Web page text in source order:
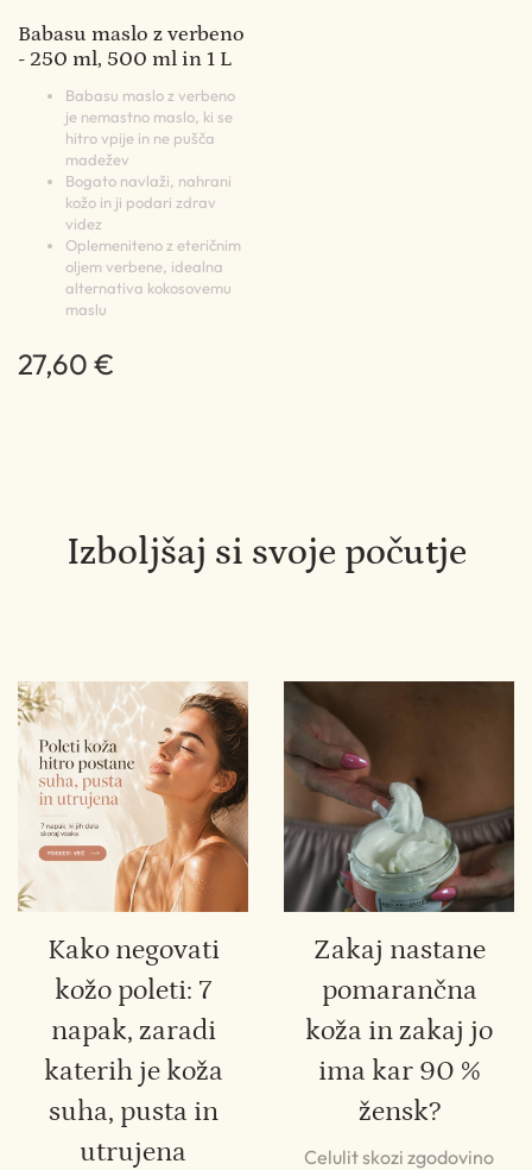
Babasu maslo z verbeno
- 250 ml, 500 ml in 1 L
Babasu maslo z verbeno
je nemastno maslo, ki se
hitro vpije in ne pušča
madežev
Bogato navlaži, nahrani
kožo in ji podari zdrav
videz
Oplemeniteno z eteričnim
oljem verbene, idealna
alternativa kokosovemu
maslu
27,60 €
Izboljšaj si svoje počutje
Kako negovati
kožo poleti: 7
napak, zaradi
katerih je koža
suha, pusta in
utrujena
Zakaj nastane
pomarančna
koža in zakaj jo
ima kar 90 %
žensk?
Celulit skozi zgodovino